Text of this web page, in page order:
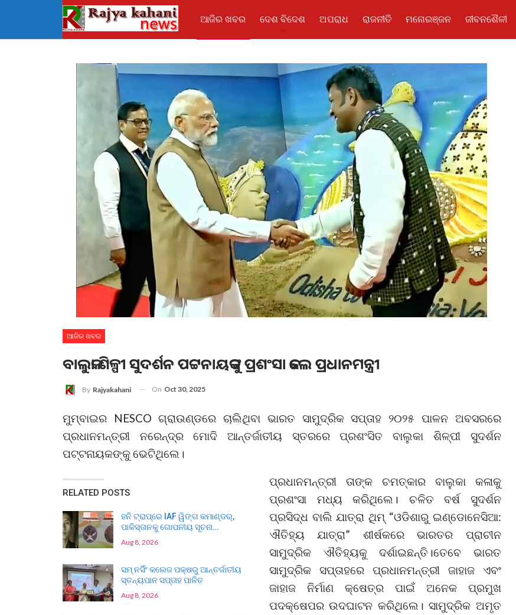
ଆଜିର ଖବର ଦେଶ ବିଦେଶ ଅପରାଧ ରାଜନୀତି ମନୋରଞ୍ଜନ ଜୀବନଶୈଳୀ
ଆଜିର ଖବର
ବାଲୁକା ଶିଳ୍ପୀ ସୁଦର୍ଶନ ପଟ୍ଟନାୟକଙ୍କୁ ପ୍ରଶଂସା କଲେ ପ୍ରଧାନମନ୍ତ୍ରୀ
By Rajyakahani On Oct 30, 2025
ମୁମ୍ବାଇର NESCO ଗ୍ରାଉଣ୍ଡରେ ଚାଲିଥିବା ଭାରତ ସାମୁଦ୍ରିକ ସପ୍ତାହ ୨୦୨୫ ପାଳନ ଅବସରରେ
ପ୍ରଧାନମନ୍ତ୍ରୀ ନରେନ୍ଦ୍ର ମୋଦି ଆନ୍ତର୍ଜାତୀୟ ସ୍ତରରେ ପ୍ରଶଂସିତ ବାଲୁକା ଶିଳ୍ପୀ ସୁଦର୍ଶନ
ପଟ୍ଟନାୟକଙ୍କୁ ଭେଟିଥିଲେ।
RELATED POSTS
ହନି ଟ୍ରାପ୍‌ରେ IAF ୱିଙ୍ଗ କମାଣ୍ଡର୍,
ପାକିସ୍ତାନକୁ ଗୋପନୀୟ ସୂଚନା…
Aug 8, 2026
ସମ୍ ନର୍ସିଂ କଲେଜ ପକ୍ଷରୁ ଆନ୍ତର୍ଜାତୀୟ
ସ୍ତନ୍ୟପାନ ସପ୍ତାହ ପାଳିତ
Aug 8, 2026
ପ୍ରଧାନମନ୍ତ୍ରୀ ତାଙ୍କ ଚମତ୍କାର ବାଲୁକା କଳାକୁ
ପ୍ରଶଂସା ମଧ୍ୟ କରିଥିଲେ। ଚଳିତ ବର୍ଷ ସୁଦର୍ଶନ
ପ୍ରସିଦ୍ଧ ବାଲି ଯାତ୍ରା ଥିମ୍ “ଓଡିଶାରୁ ଇଣ୍ଡୋନେସିଆ:
ଐତିହ୍ୟ ଯାତ୍ରା” ଶୀର୍ଷକରେ ଭାରତର ପ୍ରାଚୀନ
ସାମୁଦ୍ରିକ ଐତିହ୍ୟକୁ ଦର୍ଶାଇଛନ୍ତି।ତେବେ ଭାରତ
ସାମୁଦ୍ରିକ ସପ୍ତାହରେ ପ୍ରଧାନମନ୍ତ୍ରୀ ଜାହାଜ ଏବଂ
ଜାହାଜ ନିର୍ମାଣ କ୍ଷେତ୍ର ପାଇଁ ଅନେକ ପ୍ରମୁଖ
ପଦକ୍ଷେପର ଉଦଘାଟନ କରିଥିଲେ। ସାମୁଦ୍ରିକ ଅମୃତ